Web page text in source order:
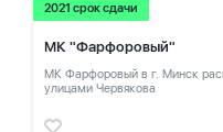
2021 срок сдачи
МК "Фарфоровый"
МК Фарфоровый в г. Минск
улицами Червякова